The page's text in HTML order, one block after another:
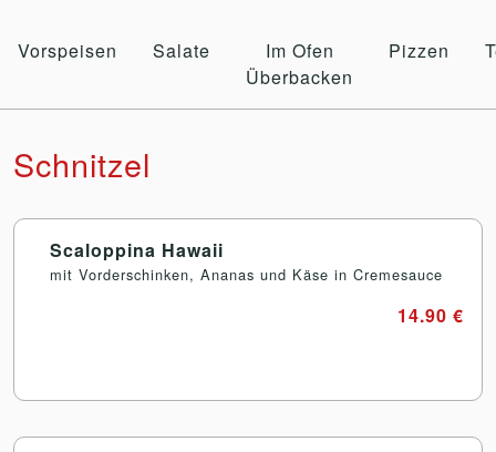
Vorspeisen Salate
Im Ofen
Überbacken
Pizzen
Schnitzel
Scaloppina Hawaii
mit Vorderschinken, Ananas und Käse in Cremesauce
14.90 €